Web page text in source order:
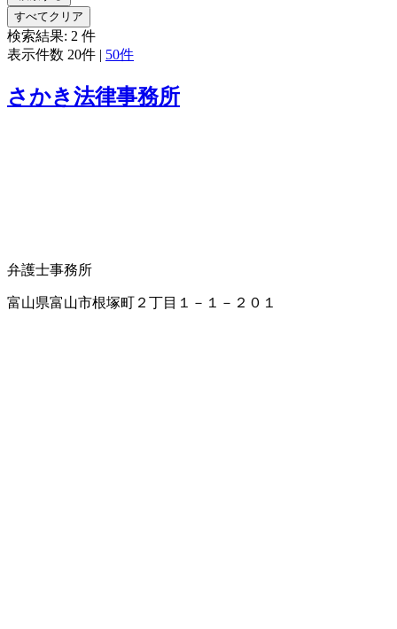
すべてクリア
検索結果: 2 件
表示件数 20件 | 50件
さかき法律事務所
弁護士事務所
富山県富山市根塚町２丁目１－１－２０１